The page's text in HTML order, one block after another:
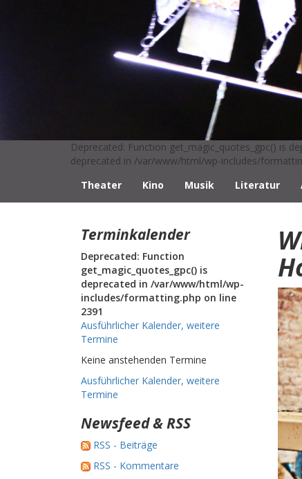
Deprecated: Function get_magic_quotes_gpc() is
deprecated in /var/www/html/wp-includes/
Theater
Kino Musik Literatur
Terminkalender
Deprecated: Function
get_magic_quotes_gpc() is
deprecated in /var/www/html/wp-
includes/formatting.php on line
2391
Ausführlicher Kalender, weitere
Termine
Keine anstehenden Termine
Ausführlicher Kalender, weitere
Termine
Newsfeed & RSS
RSS - Beiträge
RSS - Kommentare